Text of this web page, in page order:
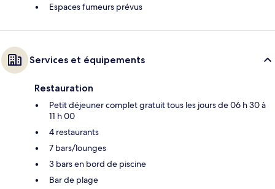
Espaces fumeurs prévus
Services et équipements
Restauration
Petit déjeuner complet gratuit tous les jours de 06 h 30 à
11 h 00
4 restaurants
7 bars/lounges
3 bars en bord de piscine
Bar de plage